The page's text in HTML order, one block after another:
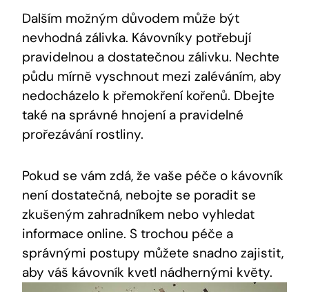
Dalším možným důvodem může být
nevhodná zálivka. Kávovníky potřebují
pravidelnou a dostatečnou zálivku. Nechte
půdu mírně vyschnout mezi zaléváním, aby
nedocházelo k přemokření kořenů. Dbejte
také na správné hnojení a pravidelné
prořezávání rostliny.
Pokud se vám zdá, že vaše péče o kávovník
není dostatečná, nebojte se poradit se
zkušeným zahradníkem nebo vyhledat
informace online. S trochou péče a
správnými postupy můžete snadno zajistit,
aby váš kávovník kvetl nádhernými květy.